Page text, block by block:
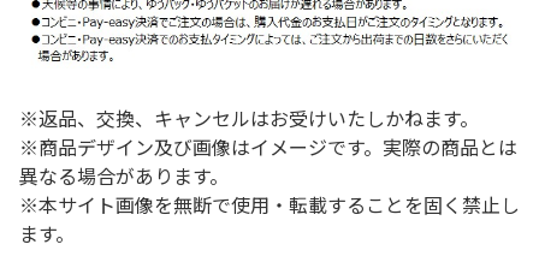
※返品、交換、キャンセルはお受けいたしかねます。
※商品デザイン及び画像はイメージです。実際の商品とは
異なる場合があります。
※本サイト画像を無断で使用・転載することを固く禁止し
ます。